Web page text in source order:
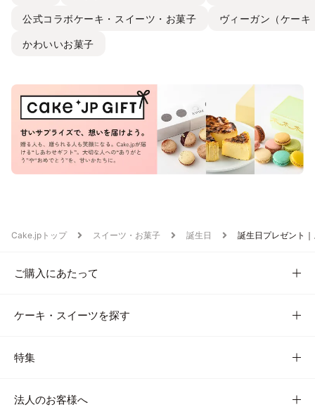
公式コラボケーキ・スイーツ・お菓子 ヴィーガン（ケー
かわいいお菓子
Cake.jpトップ スイーツ・お菓子 誕生日 誕生日プレゼント
ご購入にあたって
ケーキ・スイーツを探す
特集
法人のお客様へ